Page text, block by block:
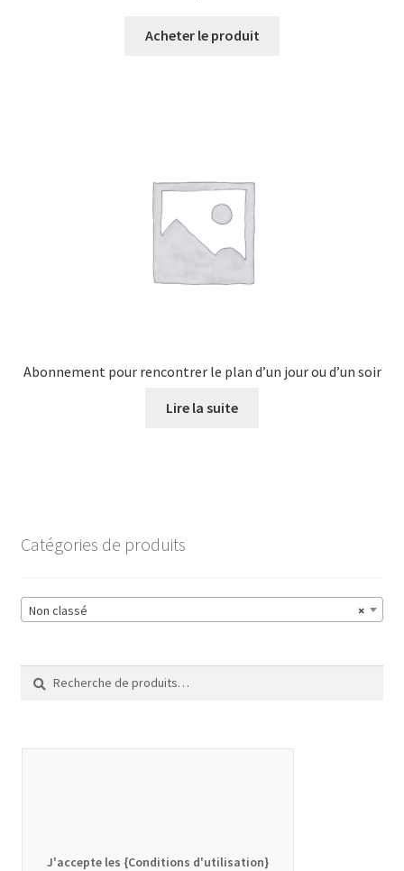
Acheter le produit
Abonnement pour rencontrer le plan d’un jour ou d’un soir
Lire la suite
Catégories de produits
×
Non classé
pour :
J'accepte les {Conditions d'utilisation}